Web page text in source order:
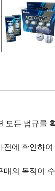
모든 법규를
에 확인하
매의 목적이